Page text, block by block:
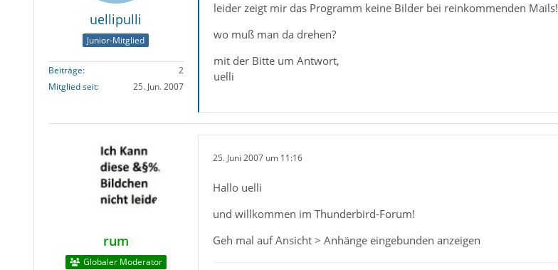
uellipulli
Junior-Mitglied
Beiträge
2
Mitglied seit
25. Jun. 2007
leider zeigt mir das Programm keine Bilder bei reinkommenden Mails!
wo muß man da drehen?
mit der Bitte um Antwort,
uelli
rum
Globaler Moderator
25. Juni 2007 um 11:16
Hallo uelli
und willkommen im Thunderbird-Forum!
Geh mal auf Ansicht > Anhänge eingebunden anzeigen